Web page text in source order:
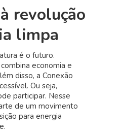
revolução
limpa
é o futuro.
economia e
disso, a Conexão
Ou seja,
participar. Nesse
de um movimento
para energia